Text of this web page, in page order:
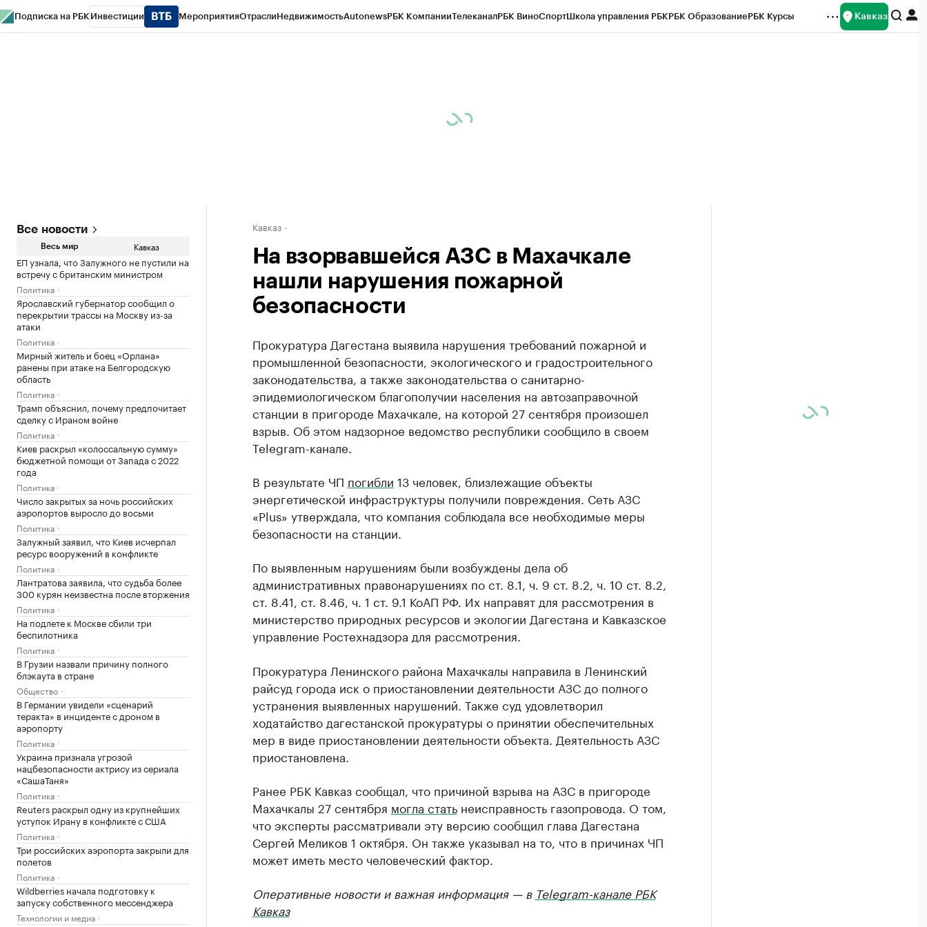
Подписка на РБК Инвестиции МероприятияОтраслиНедвижимостьAutonewsРБК КомпанииТелеканалРБК ВиноСпортШкола управления РБКРБК ОбразованиеРБК Курсы Кавказ
Все новости
Весь мир Кавказ
ЕП узнала, что Залужного не пустили на
встречу с британским министром
Политика
Ярославский губернатор сообщил о
перекрытии трассы на Москву из-за
атаки
Политика
Мирный житель и боец «Орлана»
ранены при атаке на Белгородскую
область
Политика
Трамп объяснил, почему предпочитает
сделку с Ираном войне
Политика
Киев раскрыл «колоссальную сумму»
бюджетной помощи от Запада с 2022
года
Политика
Число закрытых за ночь российских
аэропортов выросло до восьми
Политика
Залужный заявил, что Киев исчерпал
ресурс вооружений в конфликте
Политика
Лантратова заявила, что судьба более
300 курян неизвестна после вторжения
Политика
На подлете к Москве сбили три
беспилотника
Политика
В Грузии назвали причину полного
блэкаута в стране
Общество
В Германии увидели «сценарий
теракта» в инциденте с дроном в
аэропорту
Политика
Украина признала угрозой
нацбезопасности актрису из сериала
«СашаТаня»
Политика
Reuters раскрыл одну из крупнейших
уступок Ирану в конфликте с США
Политика
Три российских аэропорта закрыли для
полетов
Политика
Wildberries начала подготовку к
запуску собственного мессенджера
Технологии и медиа
Кавказ
На взорвавшейся АЗС в Махачкале
нашли нарушения пожарной
безопасности
Прокуратура Дагестана выявила нарушения требований пожарной и
промышленной безопасности, экологического и градостроительного
законодательства, а также законодательства о санитарно-
эпидемиологическом благополучии населения на автозаправочной
станции в пригороде Махачкале, на которой 27 сентября произошел
взрыв. Об этом надзорное ведомство республики сообщило в своем
Telegram-канале.
В результате ЧП погибли 13 человек, близлежащие объекты
энергетической инфраструктуры получили повреждения. Сеть АЗС
«Plus» утверждала, что компания соблюдала все необходимые меры
безопасности на станции.
По выявленным нарушениям были возбуждены дела об
административных правонарушениях по ст. 8.1, ч. 9 ст. 8.2, ч. 10 ст. 8.2,
ст. 8.41, ст. 8.46, ч. 1 ст. 9.1 КоАП РФ. Их направят для рассмотрения в
министерство природных ресурсов и экологии Дагестана и Кавказское
управление Ростехнадзора для рассмотрения.
Прокуратура Ленинского района Махачкалы направила в Ленинский
райсуд города иск о приостановлении деятельности АЗС до полного
устранения выявленных нарушений. Также суд удовлетворил
ходатайство дагестанской прокуратуры о принятии обеспечительных
мер в виде приостановлении деятельности объекта. Деятельность АЗС
приостановлена.
Ранее РБК Кавказ сообщал, что причиной взрыва на АЗС в пригороде
Махачкалы 27 сентября могла статьнеисправность газопровода. О том,
что эксперты рассматривали эту версию сообщил глава Дагестана
Сергей Меликов 1 октября. Он также указывал на то, что в причинах ЧП
может иметь место человеческий фактор.
Оперативные новости и важная информация — в Telegram-канале РБК
Кавказ